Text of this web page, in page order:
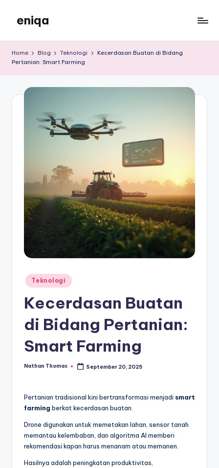
content
eniqa
Home Blog Teknologi
Kecerdasan Buatan di Bidang
Pertanian: Smart Farming
Posted
in
Teknologi
Kecerdasan Buatan
di Bidang Pertanian:
Smart Farming
Posted
Nathan Thomas September 20, 2025
Pertanian tradisional kini bertransformasi menjadi smart
farming berkat kecerdasan buatan.
Drone digunakan untuk memetakan lahan, sensor tanah
memantau kelembaban, dan algoritma AI memberi
rekomendasi kapan harus menanam atau memanen.
Hasilnya adalah peningkatan produktivitas,